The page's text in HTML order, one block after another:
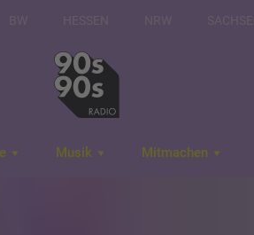
Musik Mitmachen